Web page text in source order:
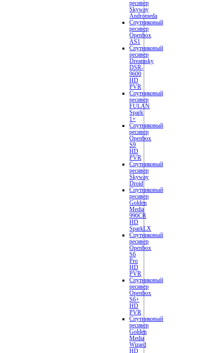
ресивер
Skyway
Andromeda
Спутниковый
ресивер
Openbox
AS1
Спутниковый
ресивер
Dreamsky
DSR-
9600
HD
PVR
Спутниковый
ресивер
FULAN
Spark
1+
Спутниковый
ресивер
Openbox
S9
HD
PVR
Спутниковый
ресивер
Skyway
Droid
Спутниковый
ресивер
Golden
Media
990CR
HD
SparkLX
Спутниковый
ресивер
Openbox
S6
Pro
HD
PVR
Спутниковый
ресивер
Openbox
S6+
HD
PVR
Спутниковый
ресивер
Golden
Media
Wizard
HD